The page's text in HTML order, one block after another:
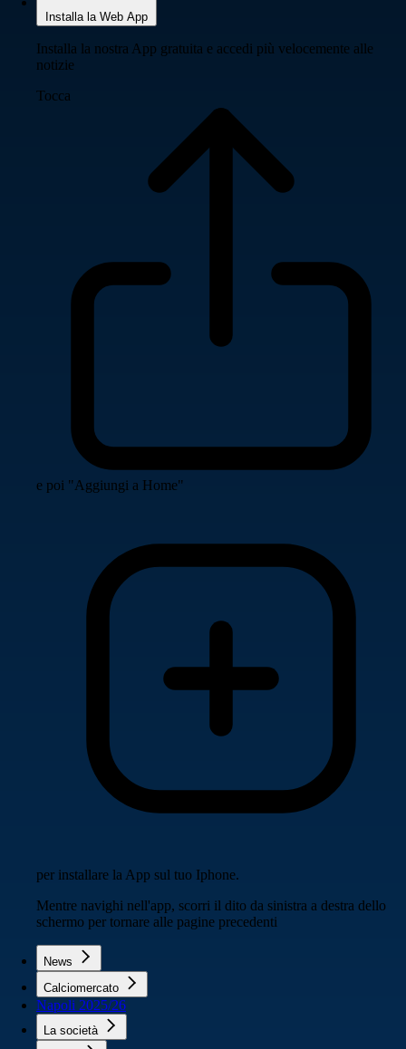
Installa la Web App
Installa la nostra App gratuita e accedi più velocemente alle
notizie
Tocca
e poi "Aggiungi a Home"
per installare la App sul tuo Iphone.
Mentre navighi nell'app, scorri il dito da sinistra a destra dello
schermo per tornare alle pagine precedenti
News
Calciomercato
Napoli 2025/26
La società